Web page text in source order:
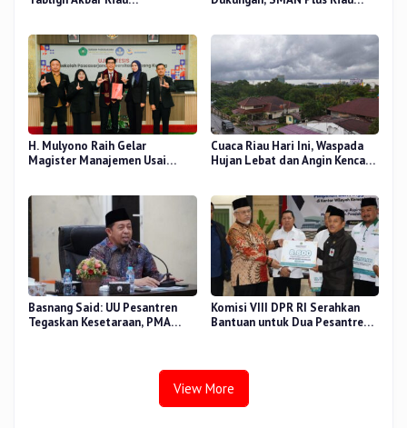
H. Mulyono Raih Gelar
Magister Manajemen Usai
Cuaca Riau Hari Ini, Waspada
Hujan Lebat dan Angin Kencang
Basnang Said: UU Pesantren
Tegaskan Kesetaraan, PMA
Komisi VIII DPR RI Serahkan
Bantuan untuk Dua Pesantren
View More